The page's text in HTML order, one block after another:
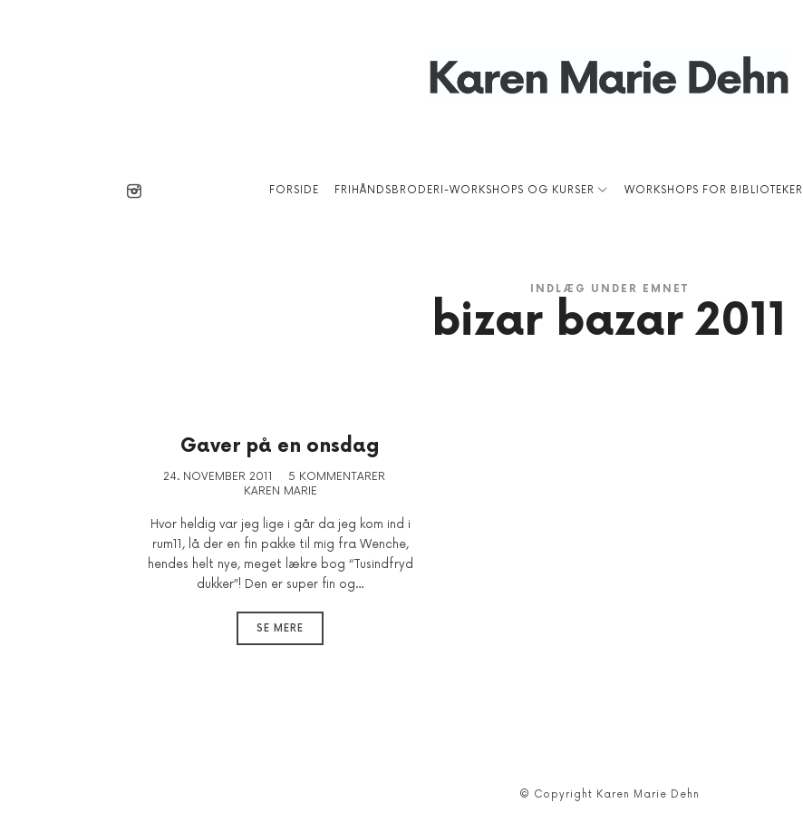
Karen
FORSIDE FRIHÅNDSBRODERI-WORKSHOPS OG KURSER WORKSHOPS FOR BIBLIOTEKER
INDLÆG UNDER EMNET
bizar bazar 2011
Gaver på en onsdag
24. NOVEMBER 2011
5 KOMMENTARER
KAREN MARIE
Hvor heldig var jeg lige i går da jeg kom ind i
rum11, lå der en fin pakke til mig fra Wenche,
hendes helt nye, meget lækre bog “Tusindfryd
dukker”! Den er super fin og…
SE MERE
© Copyright Karen Marie Dehn